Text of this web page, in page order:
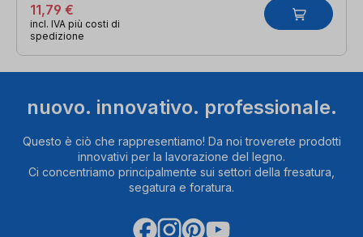
11,79 €
incl. IVA più costi di
spedizione
nuovo. innovativo. professionale.
Questo è ciò che rappresentiamo! Da noi troverete prodotti
innovativi per la lavorazione del legno.
Ci concentriamo principalmente sui settori della fresatura,
segatura e foratura.